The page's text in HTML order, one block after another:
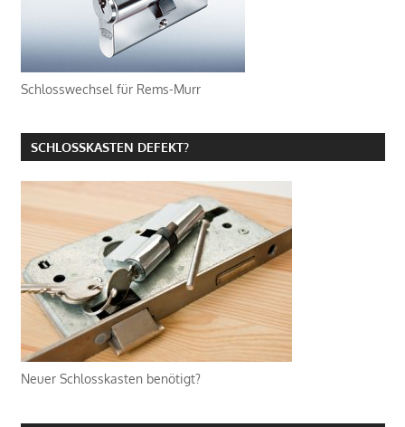
Schlosswechsel für Rems-Murr
SCHLOSSKASTEN DEFEKT?
Neuer Schlosskasten benötigt?